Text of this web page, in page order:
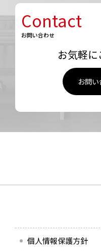
Contact
お問い合わせ
お気軽
お問
個人情報保護方針